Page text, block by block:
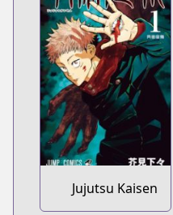
Jujutsu Kaisen